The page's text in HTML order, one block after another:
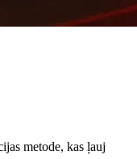
metode, kas ļauj